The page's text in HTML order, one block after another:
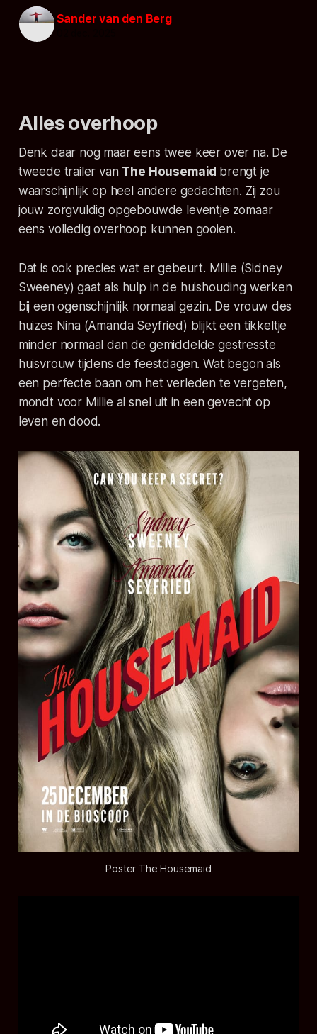
Sander van den Berg
Alles overhoop
Denk daar nog maar eens twee keer over na. De
tweede trailer van The Housemaid brengt je
waarschijnlijk op heel andere gedachten. Zij zou
jouw zorgvuldig opgebouwde leventje zomaar
eens volledig overhoop kunnen gooien.
Dat is ook precies wat er gebeurt. Millie (Sidney
Sweeney) gaat als hulp in de huishouding werken
bij een ogenschijnlijk normaal gezin. De vrouw des
huizes Nina (Amanda Seyfried) blijkt een tikkeltje
minder normaal dan de gemiddelde gestresste
huisvrouw tijdens de feestdagen. Wat begon als
een perfecte baan om het verleden te vergeten,
mondt voor Millie al snel uit in een gevecht op
leven en dood.
Poster The Housemaid